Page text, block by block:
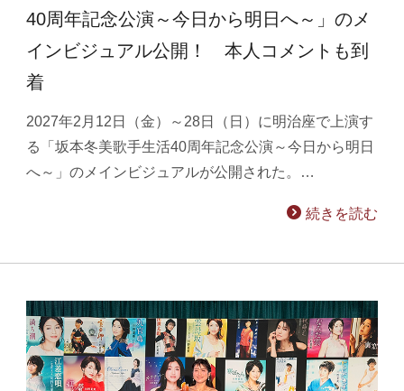
40周年記念公演～今日から明日へ～」のメ
インビジュアル公開！ 本人コメントも到
着
2027年2月12日（金）～28日（日）に明治座で上演す
る「坂本冬美歌手生活40周年記念公演～今日から明日
へ～」のメインビジュアルが公開された。…
続きを読む